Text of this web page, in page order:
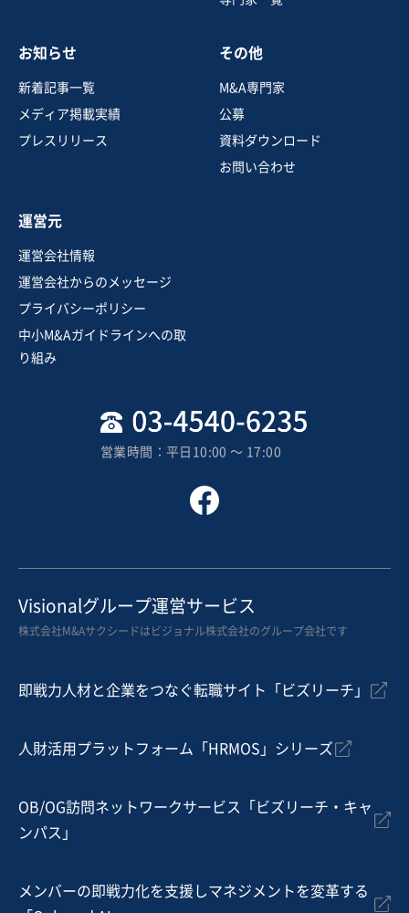
お知らせ
新着記事一覧
メディア掲載実績
プレスリリース
その他
M&A専門家
公募
資料ダウンロード
お問い合わせ
運営元
運営会社情報
運営会社からのメッセージ
プライバシーポリシー
中小M&Aガイドラインへの取
り組み
営業時間：平日10:00 〜 17:00
Visionalグループ運営サービス
株式会社M&Aサクシードはビジョナル株式会社のグループ会社です
即戦力人材と企業をつなぐ転職サイト「ビズリーチ」
人財活用プラットフォーム「HRMOS」シリーズ
OB/OG訪問ネットワークサービス「ビズリーチ・キャ
ンパス」
メンバーの即戦力化を支援しマネジメントを変革する